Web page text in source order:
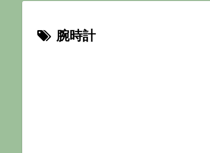
腕時計